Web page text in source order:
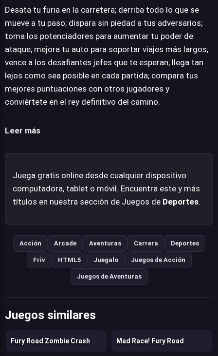
guerra para resistir trayectos cada vez más exigentes y
las embestidas rivales. Los enfrentamientos contra
jefes representan el punto álgido de la experiencia,
exigiendo adaptabilidad y estrategia. Superar a estos
adversarios no solo es satisfactorio, sino que te
impulsa a alcanzar nuevas distancias y establecer
récords personales. La competición indirecta añade un
motor adicional: compara tus puntuaciones más altas
Desata tu furia en la carretera; derriba todo lo que se
mueve a tu paso; dispara sin piedad a tus adversarios;
toma los potenciadores para aumentar tu poder de
ataque; mejora tu auto para soportar viajes más largos;
vence a los desafiantes jefes que te esperan; llega tan
lejos como sea posible en cada partida; compara tus
mejores puntuaciones con otros jugadores y
conviértete en el rey definitivo del camino.
Leer más
Juega gratis online desde cualquier dispositivo:
computadora, tablet o móvil. Encuentra este y más
títulos en nuestra sección de Juegos de Deportes.
Acción Arcade Aventuras Carrera Deportes
Friv HTML5 Juegalo Juegos de Acción
Juegos de Aventuras
Juegos similares
Fury Road Zombie Crash Mad Race! Fury Road